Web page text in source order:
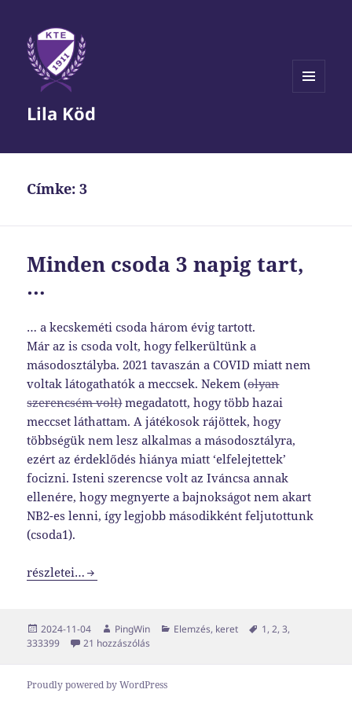
Lila Köd
Címke:3
Minden csoda 3 napig tart,
…
… a kecskeméti csoda három évig tartott.
Már az is csoda volt, hogy felkerültünk a
másodosztályba. 2021 tavaszán a COVID miatt nem
voltak látogathatók a meccsek. Nekem (olyan
szerencsém volt)megadatott, hogy több hazai
meccset láthattam. A játékosok rájöttek, hogy
többségük nem lesz alkalmas a másodosztályra,
ezért az érdeklődés hiánya miatt ‘elfelejtettek’
focizni. Isteni szerencse volt az Iváncsa annak
ellenére, hogy megnyerte a bajnokságot nem akart
NB2-es lenni, így legjobb másodikként feljutottunk
(csoda1).
Minden csoda 3 napig tart, …
részletei…
Közzétéve
2024-11-04 Szerző
PingWin Kategória
Elemzés, keret Címke
1,2,3,
333399
21 hozzászólás
Proudly powered by WordPress